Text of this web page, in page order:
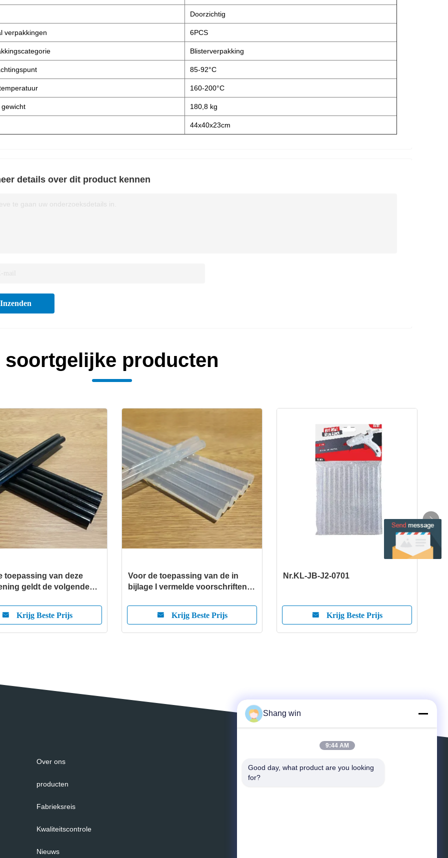
Doorzichtig
verpakkingen 6PCS
Blisterverpakking
85-92°C
160-200°C
180,8 kg
44x40x23cm
details over dit product kennen
te gaan uw onderzoeksdetails in.
Inzenden
soortgelijke producten
toepassing van deze
geldt de volgende
Krijg Beste Prijs
Voor de toepassing van de in
bijlage I vermelde voorschriften
Krijg Beste Prijs
Nr.KL-JB-J2-0701
Krijg Beste Prijs
Over ons
producten
Fabrieksreis
Kwaliteitscontrole
Nieuws
Shang win
9:44 AM
Good day, what product are you looking
for?